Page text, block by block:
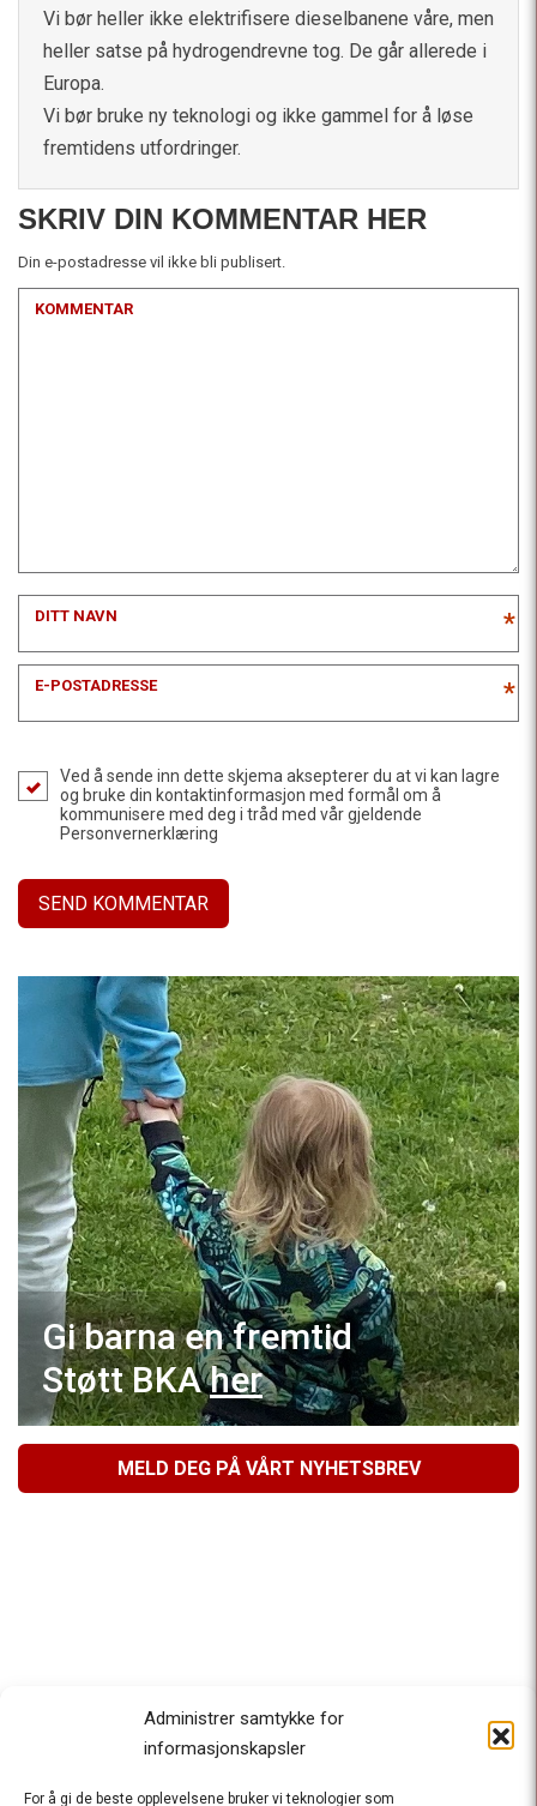
Administrer samtykke for
informasjonskapsler
For å gi de beste opplevelsene bruker vi teknologier som
Vi bør heller ikke elektrifisere dieselbanene våre, men
heller satse på hydrogendrevne tog. De går allerede i
Europa.
Vi bør bruke ny teknologi og ikke gammel for å løse
fremtidens utfordringer.
SKRIV DIN KOMMENTAR HER
Din e-postadresse vil ikke bli publisert.
KOMMENTAR
DITT NAVN *
E-POSTADRESSE *
Ved å sende inn dette skjema aksepterer du at vi kan lagre
og bruke din kontaktinformasjon med formål om å
kommunisere med deg i tråd med vår gjeldende
Personvernerklæring
Gi barna en fremtid
Støtt BKAher
MELD DEG PÅ VÅRT NYHETSBREV